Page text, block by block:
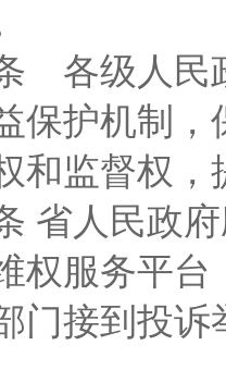
级人民政
保护机制
和监督权
人民政府
权服务平
门接到投